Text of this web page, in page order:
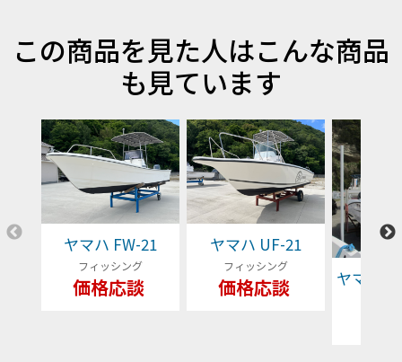
この商品を見た人はこんな商品
も見ています
ヤマハ FW-21
フィッシング
価格応談
ヤマハ UF-21
フィッシング
価格応談 ヤマハ